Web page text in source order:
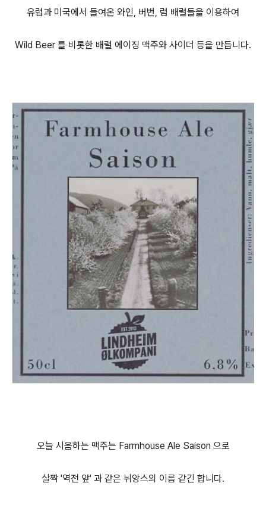
유럽과 미국에서 들여온 와인, 버번, 럼 배럴들을 이용하여
Wild Beer 를 비롯한 배럴 에이징 맥주와 사이더 등을 만듭니다.
오늘 시음하는 맥주는 Farmhouse Ale Saison 으로
살짝 '역전 앞' 과 같은 뉘앙스의 이름 같긴 합니다.